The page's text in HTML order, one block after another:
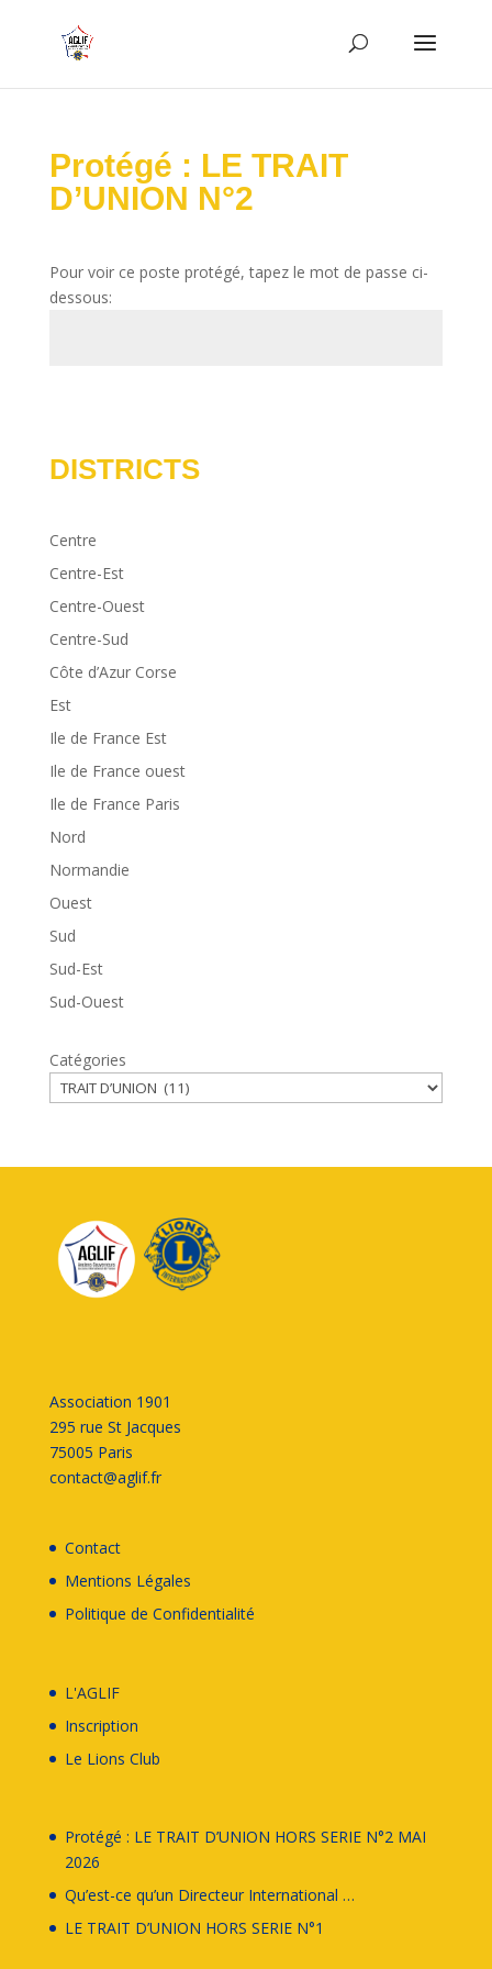
Protégé : LE TRAIT
D’UNION N°2
Pour voir ce poste protégé, tapez le mot de passe ci-
dessous:
DISTRICTS
Centre
Centre-Est
Centre-Ouest
Centre-Sud
Côte d’Azur Corse
Est
Ile de France Est
Ile de France ouest
Ile de France Paris
Nord
Normandie
Ouest
Sud
Sud-Est
Sud-Ouest
Catégories
Association 1901
295 rue St Jacques
75005 Paris
contact@aglif.fr
Contact
Mentions Légales
Politique de Confidentialité
L'AGLIF
Inscription
Le Lions Club
Protégé : LE TRAIT D’UNION HORS SERIE N°2 MAI
2026
Qu’est-ce qu’un Directeur International …
LE TRAIT D’UNION HORS SERIE N°1